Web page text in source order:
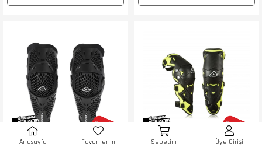
Anasayfa Favorilerim Sepetim Üye Girişi